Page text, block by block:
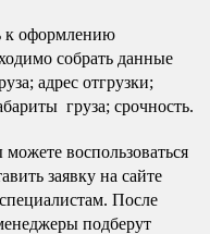
к оформлению
собрать данные
адрес отгрузки;
груза; срочность.
воспользоваться
заявку на сайте
После
подберут